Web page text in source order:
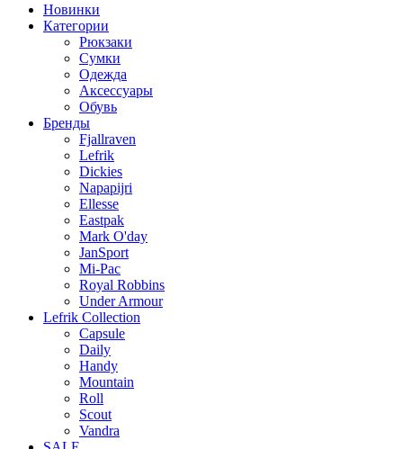
Новинки
Категории
Рюкзаки
Сумки
Одежда
Аксессуары
Обувь
Бренды
Fjallraven
Lefrik
Dickies
Napapijri
Ellesse
Eastpak
Mark O'day
JanSport
Mi-Pac
Royal Robbins
Under Armour
Lefrik Collection
Capsule
Daily
Handy
Mountain
Roll
Scout
Vandra